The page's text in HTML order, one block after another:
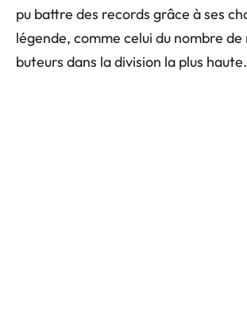
pu battre des records grâce à ses
légende, comme celui du nombre de
buteurs dans la division la plus haute.